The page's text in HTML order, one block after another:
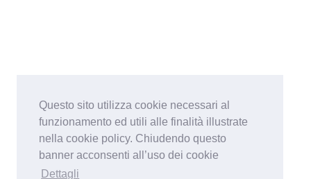
Questo sito utilizza cookie necessari al
funzionamento ed utili alle finalità illustrate
nella cookie policy. Chiudendo questo
banner acconsenti all’uso dei cookie
Dettagli